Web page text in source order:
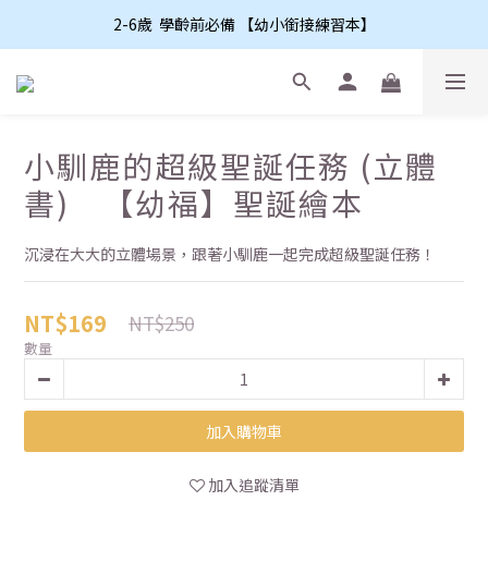
2-6歲  學齡前必備 【幼小銜接練習本】
小馴鹿的超級聖誕任務 (立體
書) 【幼福】聖誕繪本
沉浸在大大的立體場景，跟著小馴鹿一起完成超級聖誕任務！
NT$169 NT$250
數量
加入購物車
加入追蹤清單